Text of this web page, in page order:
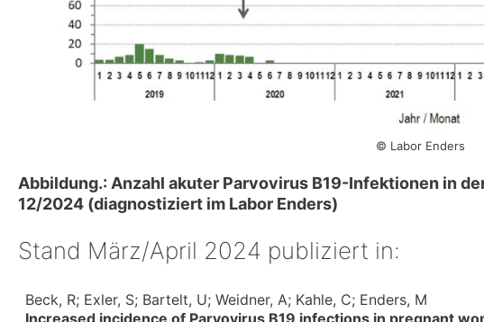
© Labor Enders
Abbildung.: Anzahl akuter Parvovirus B19-Infektionen in
12/2024 (diagnostiziert im Labor Enders)
Stand März/April 2024 publiziert in:
Beck, R; Exler, S; Bartelt, U; Weidner, A; Kahle, C; Enders, M